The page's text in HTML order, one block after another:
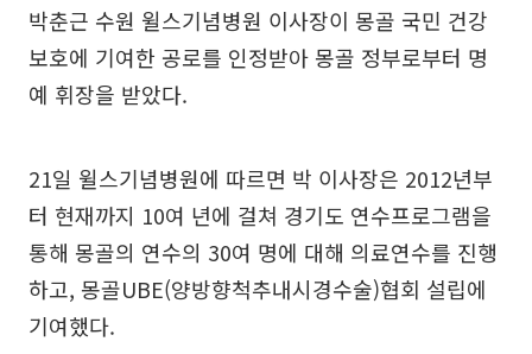
박춘근 수원 윌스기념병원 이사장이 몽골 국민 건강
보호에 기여한 공로를 인정받아 몽골 정부로부터 명
예 휘장을 받았다.
21일 윌스기념병원에 따르면 박 이사장은 2012년부
터 현재까지 10여 년에 걸쳐 경기도 연수프로그램을
통해 몽골의 연수의 30여 명에 대해 의료연수를 진행
하고, 몽골UBE(양방향척추내시경수술)협회 설립에
기여했다.